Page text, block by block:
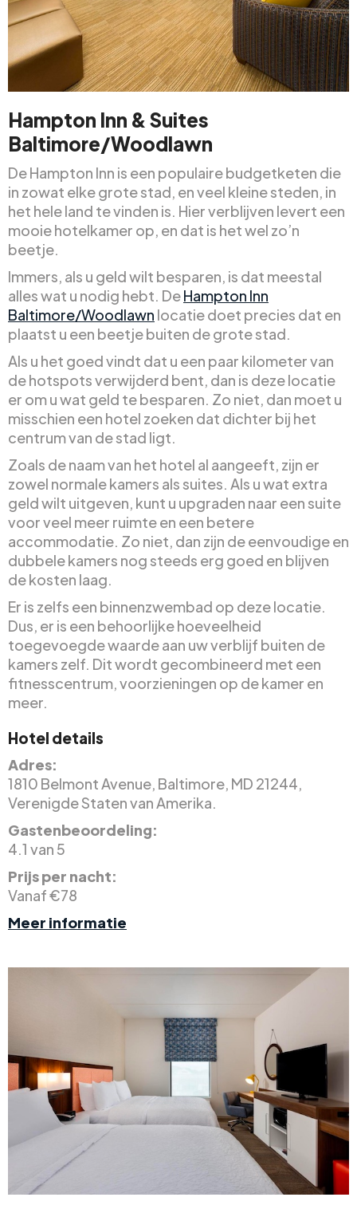
Hampton Inn & Suites
Baltimore/Woodlawn
De Hampton Inn is een populaire budgetketen die
in zowat elke grote stad, en veel kleine steden, in
het hele land te vinden is. Hier verblijven levert een
mooie hotelkamer op, en dat is het wel zo’n
beetje.
Immers, als u geld wilt besparen, is dat meestal
alles wat u nodig hebt. DeHampton Inn
Baltimore/Woodlawn locatie doet precies dat en
plaatst u een beetje buiten de grote stad.
Als u het goed vindt dat u een paar kilometer van
de hotspots verwijderd bent, dan is deze locatie
er om u wat geld te besparen. Zo niet, dan moet u
misschien een hotel zoeken dat dichter bij het
centrum van de stad ligt.
Zoals de naam van het hotel al aangeeft, zijn er
zowel normale kamers als suites. Als u wat extra
geld wilt uitgeven, kunt u upgraden naar een suite
voor veel meer ruimte en een betere
accommodatie. Zo niet, dan zijn de eenvoudige en
dubbele kamers nog steeds erg goed en blijven
de kosten laag.
Er is zelfs een binnenzwembad op deze locatie.
Dus, er is een behoorlijke hoeveelheid
toegevoegde waarde aan uw verblijf buiten de
kamers zelf. Dit wordt gecombineerd met een
fitnesscentrum, voorzieningen op de kamer en
meer.
Hotel details
Adres:
1810 Belmont Avenue, Baltimore, MD 21244,
Verenigde Staten van Amerika.
Gastenbeoordeling:
4.1 van 5
Prijs per nacht:
Vanaf €78
Meer informatie